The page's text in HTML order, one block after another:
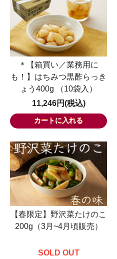
＊【箱買い／業務用に
も！】はちみつ黒酢らっき
ょう400g （10袋入）
11,246円(税込)
【春限定】野沢菜たけのこ
200g（3月~4月頃販売）
SOLD OUT